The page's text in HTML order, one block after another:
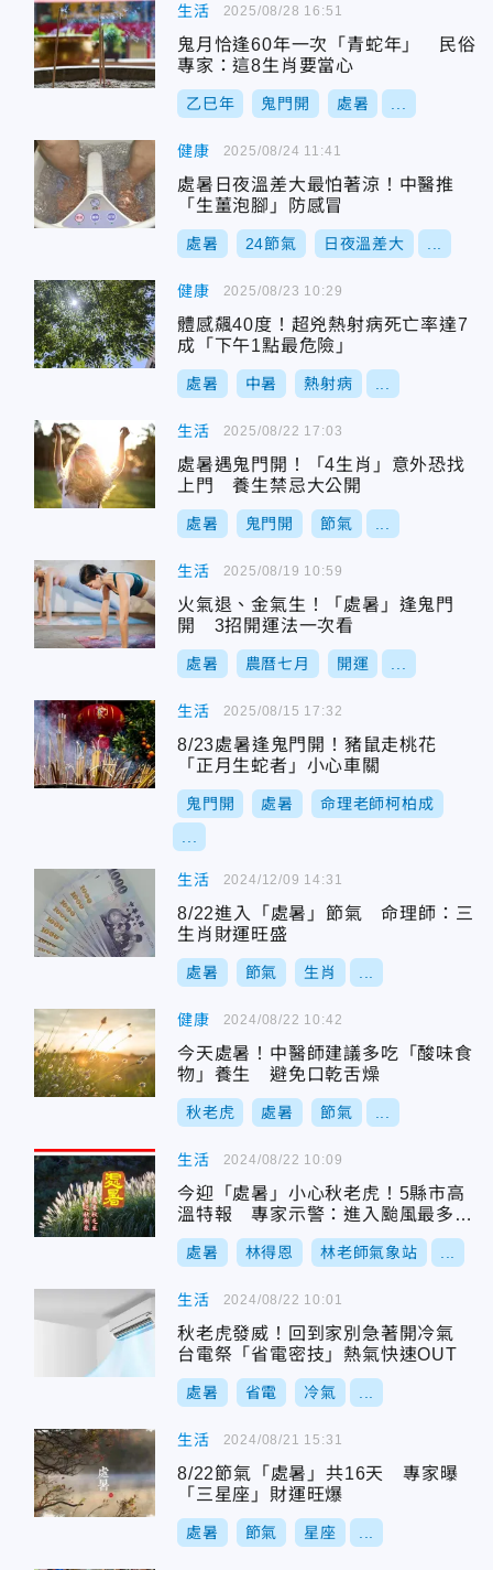
生活
鬼月恰逢60年一次「青蛇年」 民俗
專家：這8生肖要當心
乙巳年 鬼門開 處暑
2025/08/28 16:51
健康
處暑日夜溫差大最怕著涼！中醫推
「生薑泡腳」防感冒
處暑 24節氣 日夜溫差大
2025/08/24 11:41
健康
體感飆40度！超兇熱射病死亡率達7
成「下午1點最危險」
處暑 中暑 熱射病
2025/08/23 10:29
生活
處暑遇鬼門開！「4生肖」意外恐找
上門 養生禁忌大公開
處暑 鬼門開 節氣
2025/08/22 17:03
生活
火氣退、金氣生！「處暑」逢鬼門
開 3招開運法一次看
處暑 農曆七月 開運
2025/08/19 10:59
生活
8/23處暑逢鬼門開！豬鼠走桃花
「正月生蛇者」小心車關
鬼門開 處暑 命理老師柯柏成
2025/08/15 17:32
生活
8/22進入「處暑」節氣 命理師：三
生肖財運旺盛
處暑 節氣 生肖
2024/12/09 14:31
健康
今天處暑！中醫師建議多吃「酸味食
物」養生 避免口乾舌燥
秋老虎 處暑 節氣
2024/08/22 10:42
生活
今迎「處暑」小心秋老虎！5縣市高
溫特報 專家示警：進入颱風最多季
節
處暑 林得恩 林老師氣象站
2024/08/22 10:09
生活
秋老虎發威！回到家別急著開冷氣
台電祭「省電密技」熱氣快速OUT
處暑 省電 冷氣
2024/08/22 10:01
生活
8/22節氣「處暑」共16天 專家曝
「三星座」財運旺爆
處暑 節氣 星座
2024/08/21 15:31